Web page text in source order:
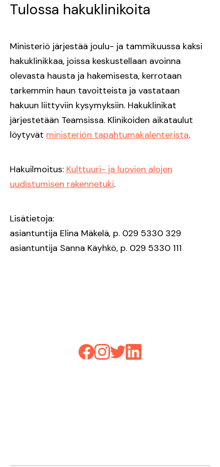
Tulossa hakuklinikoita
Ministeriö järjestää joulu- ja tammikuussa kaksi
hakuklinikkaa, joissa keskustellaan avoinna
olevasta hausta ja hakemisesta, kerrotaan
tarkemmin haun tavoitteista ja vastataan
hakuun liittyviin kysymyksiin. Hakuklinikat
järjestetään Teamsissa. Klinikoiden aikataulut
löytyvät ministeriön tapahtumakalenterista.
Hakuilmoitus: Kulttuuri- ja luovien alojen
uudistumisen rakennetuki.
Lisätietoja:
asiantuntija Elina Mäkelä, p. 029 5330 329
asiantuntija Sanna Käyhkö, p. 029 5330 111